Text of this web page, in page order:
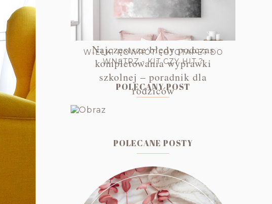
WIELKI POWRÓT FOTOTAPET DO
WNĘTRZ - KIT CZY HIT ?
POLECANY POST
Najczęstsze błędy podczas
kompletowania wyprawki
szkolnej – poradnik dla
rodziców
POLECANE POSTY